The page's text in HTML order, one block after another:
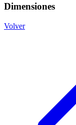
Dimensiones
Volver